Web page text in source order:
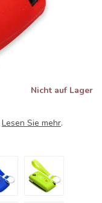
Nicht auf Lager
Lesen Sie mehr.